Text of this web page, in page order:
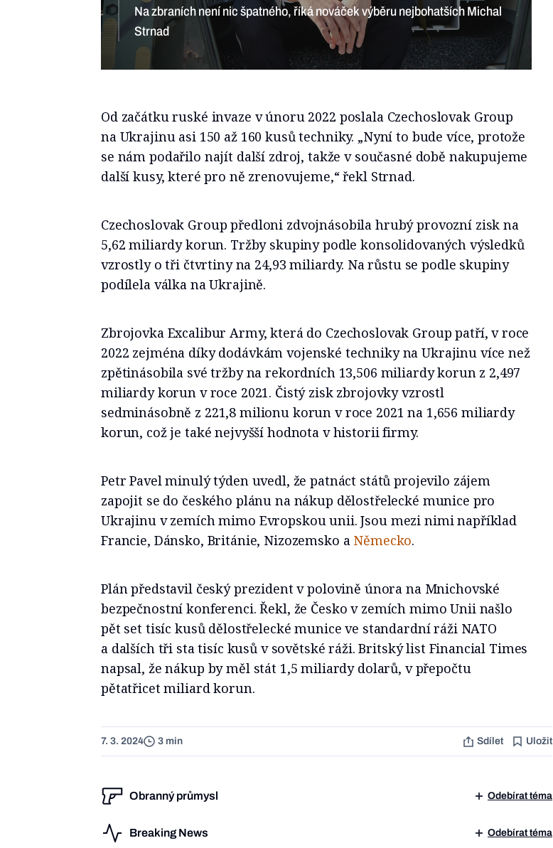
Na zbraních není nic špatného, říká nováček výběru nejbohatších Michal
Strnad
Od začátku ruské invaze v únoru 2022 poslala Czechoslovak Group
na Ukrajinu asi 150 až 160 kusů techniky. „Nyní to bude více, protože
se nám podařilo najít další zdroj, takže v současné době nakupujeme
další kusy, které pro ně zrenovujeme,“ řekl Strnad.
Czechoslovak Group předloni zdvojnásobila hrubý provozní zisk na
5,62 miliardy korun. Tržby skupiny podle konsolidovaných výsledků
vzrostly o tři čtvrtiny na 24,93 miliardy. Na růstu se podle skupiny
podílela válka na Ukrajině.
Zbrojovka Excalibur Army, která do Czechoslovak Group patří, v roce
2022 zejména díky dodávkám vojenské techniky na Ukrajinu více než
zpětinásobila své tržby na rekordních 13,506 miliardy korun z 2,497
miliardy korun v roce 2021. Čistý zisk zbrojovky vzrostl
sedminásobně z 221,8 milionu korun v roce 2021 na 1,656 miliardy
korun, což je také nejvyšší hodnota v historii firmy.
Petr Pavel minulý týden uvedl, že patnáct států projevilo zájem
zapojit se do českého plánu na nákup dělostřelecké munice pro
Ukrajinu v zemích mimo Evropskou unii. Jsou mezi nimi například
Francie, Dánsko, Británie, Nizozemsko a Německo.
Plán představil český prezident v polovině února na Mnichovské
bezpečnostní konferenci. Řekl, že Česko v zemích mimo Unii našlo
pět set tisíc kusů dělostřelecké munice ve standardní ráži NATO
a dalších tři sta tisíc kusů v sovětské ráži. Britský list Financial Times
napsal, že nákup by měl stát 1,5 miliardy dolarů, v přepočtu
pětatřicet miliard korun.
7. 3. 2024 3 min Sdílet Uložit
Obranný průmysl Odebírat téma
Breaking News Odebírat téma